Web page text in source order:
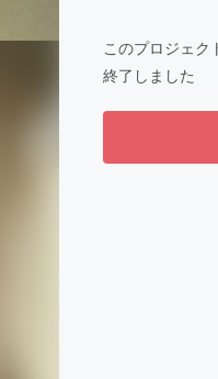
このプロジェク
終了しました